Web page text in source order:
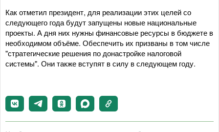
Как отметил президент, для реализации этих целей со
следующего года будут запущены новые национальные
проекты. А дня них нужны финансовые ресурсы в бюджете в
необходимом объёме. Обеспечить их призваны в том числе
"стратегические решения по донастройке налоговой
системы". Они также вступят в силу в следующем году.